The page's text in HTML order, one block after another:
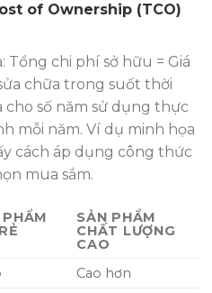
of Ownership (TCO)
Tổng chi phí sở hữu = Giá
chữa trong suốt thời
cho số năm sử dụng thực
mỗi năm. Ví dụ minh họa
cách áp dụng công thức
mua sắm.
SẢN PHẨM
CHẤT LƯỢNG
CAO
Cao hơn